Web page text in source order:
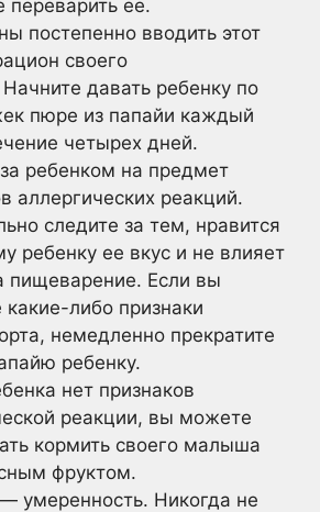
переварить ее.
постепенно вводить этот
своего
давать ребенку по
пюре из папайи каждый
четырех дней.
ребенком на предмет
аллергических реакций.
следите за тем, нравится
ребенку ее вкус и не влияет
пищеварение. Если вы
какие-либо признаки
немедленно прекратите
ребенку.
нет признаков
реакции, вы можете
кормить своего малыша
фруктом.
умеренность. Никогда не